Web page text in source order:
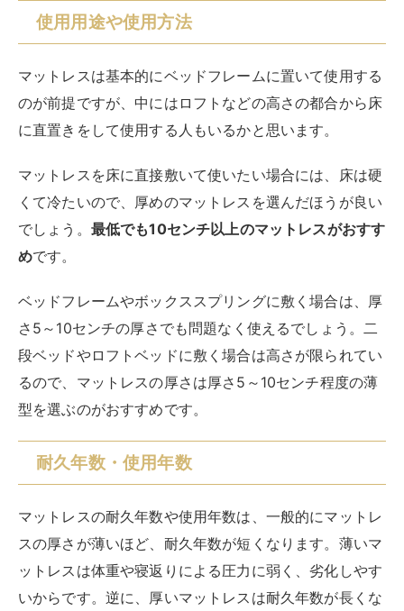
ットレスは体重や寝返りによる圧力に弱く、劣化しやす
いからです。逆に、厚いマットレスは耐久年数が長くな
使用年数が長くなるとマットレスの表面が凹んだり硬く
なったりするので、一般的には5年から10年程度で新し
ラテックス素材の高級マットレスは耐久性に優れている
ので10年以上使用しても快適な状態で使い続けられるこ
とがあります。
7～15センチ｜マットレスの厚さ別おす
すめのメーカー